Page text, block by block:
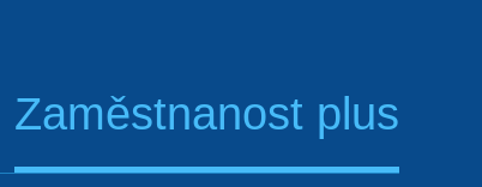
Zaměstnanost plus